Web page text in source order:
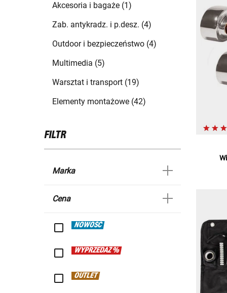
Akcesoria i bagaże (1)
Zab. antykradz. i p.desz. (4)
Outdoor i bezpieczeństwo (4)
Multimedia (5)
Warsztat i transport (19)
Elementy montażowe (42)
FILTR
Marka
Cena
NOWOŚĆ
WYPRZEDAŻ %
OUTLET